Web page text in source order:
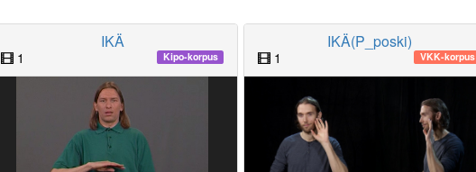
IKÄ
1 Kipo-korpus
IKÄ(P_poski)
1 VKK-korpus